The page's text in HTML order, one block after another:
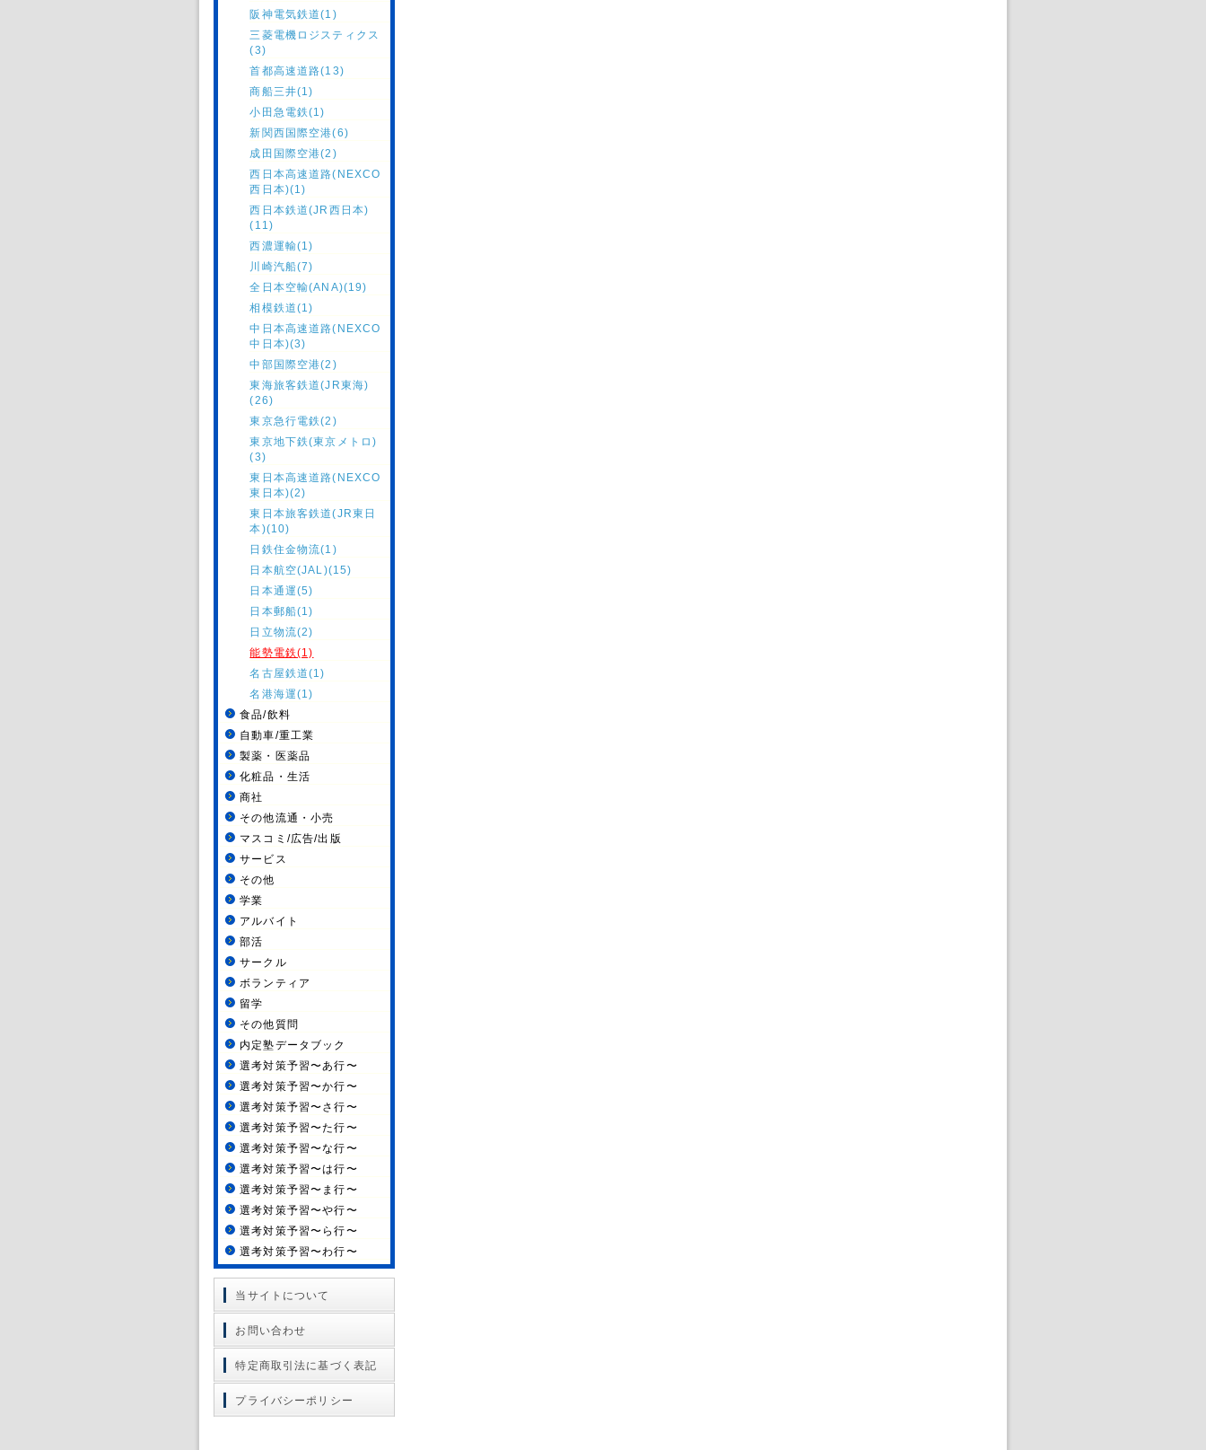
阪神電気鉄道(1)
三菱電機ロジスティクス
(3)
首都高速道路(13)
商船三井(1)
小田急電鉄(1)
新関西国際空港(6)
成田国際空港(2)
西日本高速道路(NEXCO
西日本)(1)
西日本鉄道(JR西日本)
(11)
西濃運輸(1)
川崎汽船(7)
全日本空輸(ANA)(19)
相模鉄道(1)
中日本高速道路(NEXCO
中日本)(3)
中部国際空港(2)
東海旅客鉄道(JR東海)
(26)
東京急行電鉄(2)
東京地下鉄(東京メトロ)
(3)
東日本高速道路(NEXCO
東日本)(2)
東日本旅客鉄道(JR東日
本)(10)
日鉄住金物流(1)
日本航空(JAL)(15)
日本通運(5)
日本郵船(1)
日立物流(2)
能勢電鉄(1)
名古屋鉄道(1)
名港海運(1)
食品/飲料
自動車/重工業
製薬・医薬品
化粧品・生活
商社
その他流通・小売
マスコミ/広告/出版
サービス
その他
学業
アルバイト
部活
サークル
ボランティア
留学
その他質問
内定塾データブック
選考対策予習〜あ行〜
選考対策予習〜か行〜
選考対策予習〜さ行〜
選考対策予習〜た行〜
選考対策予習〜な行〜
選考対策予習〜は行〜
選考対策予習〜ま行〜
選考対策予習〜や行〜
選考対策予習〜ら行〜
選考対策予習〜わ行〜
当サイトについて
お問い合わせ
特定商取引法に基づく表記
プライバシーポリシー